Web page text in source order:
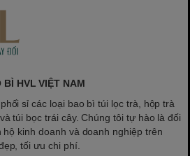
BÌ HVL VIỆT NAM
sỉ các loại bao bì túi lọc trà, hộp trà
túi bọc trái cây. Chúng tôi tự hào là đối
kinh doanh và doanh nghiệp trên
tối ưu chi phí.